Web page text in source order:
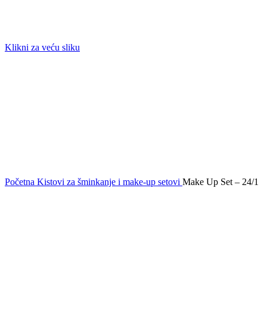
Klikni za veću sliku
Početna Kistovi za šminkanje i make-up setovi Make Up Set – 24/1